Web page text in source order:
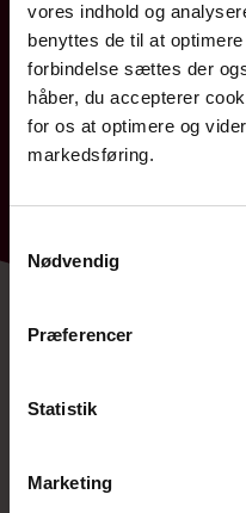
vores indhold og
benyttes de til at
forbindelse sættes der
håber, du accepterer
for os at optimere og
markedsføring.
Nødvendig
Præferencer
Statistik
Marketing
7248 6000